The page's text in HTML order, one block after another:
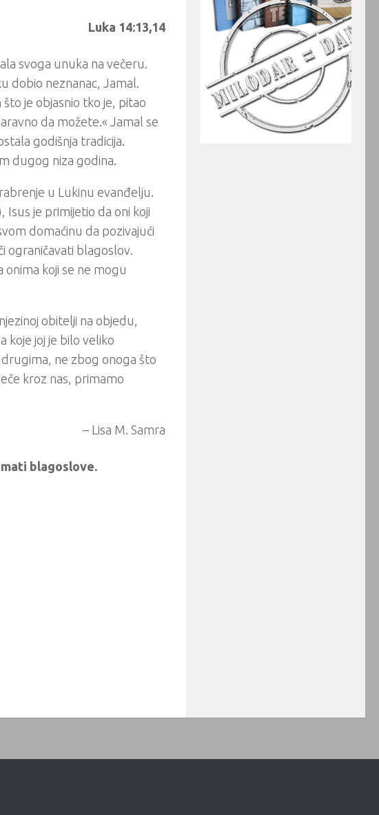
Luka 14:13,14
svoga unuka na večeru.
dobio neznanac, Jamal.
je objasnio tko je, pitao
da možete.« Jamal se
godišnja tradicija.
dugog niza godina.
u Lukinu evanđelju.
je primijetio da oni koji
domaćinu da pozivajući
ograničavati blagoslov.
koji se ne mogu
obitelji na objedu,
koje joj je bilo veliko
ne zbog onoga što
kroz nas, primamo
– Lisa M. Samra
blagoslove.